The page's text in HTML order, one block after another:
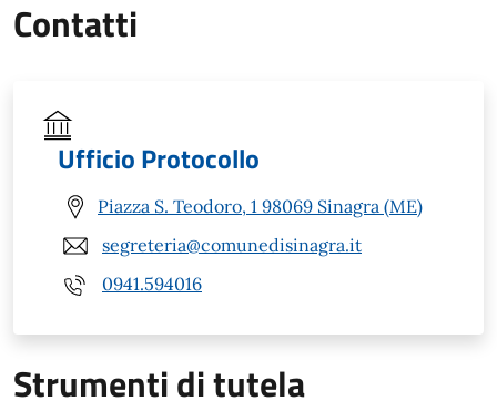
Contatti
Ufficio Protocollo
Piazza S. Teodoro, 1 98069 Sinagra (ME)
segreteria@comunedisinagra.it
0941.594016
Strumenti di tutela